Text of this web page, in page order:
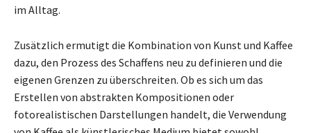
im Alltag.
Zusätzlich ermutigt die Kombination von Kunst und Kaffee
dazu, den Prozess des Schaffens neu zu definieren und die
eigenen Grenzen zu überschreiten. Ob es sich um das
Erstellen von abstrakten Kompositionen oder
fotorealistischen Darstellungen handelt, die Verwendung